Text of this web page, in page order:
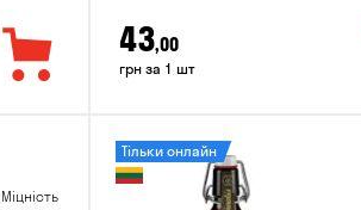
43,00
грн за 1 шт
Міцність
Тільки онлайн